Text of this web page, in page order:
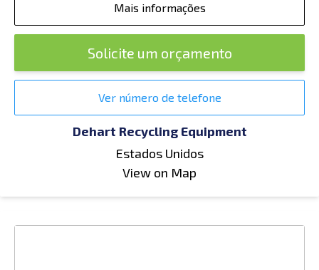
Mais informações
Solicite um orçamento
Ver número de telefone
Dehart Recycling Equipment
Estados Unidos
View on Map